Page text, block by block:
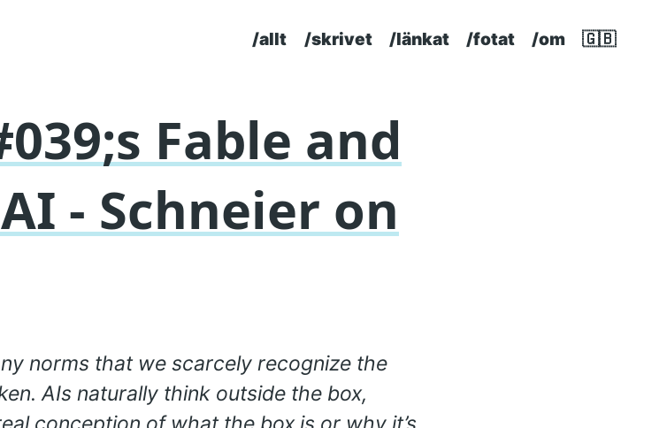
/allt /skrivet /länkat /fotat /om 🇬🇧
Fable and
- Schneier on
norms that we scarcely recognize the
AIs naturally think outside the box,